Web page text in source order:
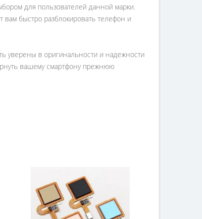
для пользователей данной марки.
вам быстро разблокировать телефон и
уверены в оригинальности и надежности
вашему смартфону прежнюю